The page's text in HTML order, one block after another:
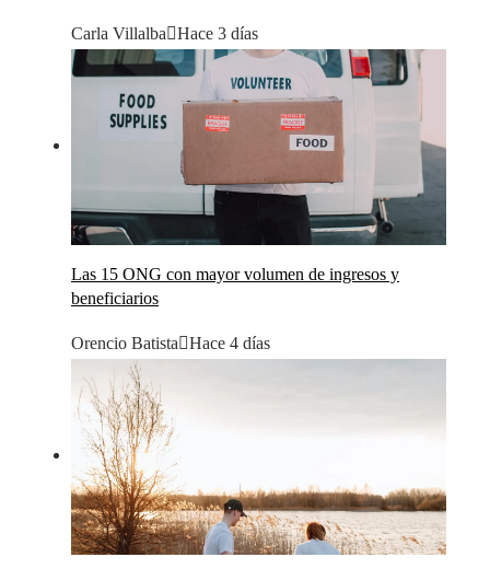
Carla Villalba Hace 3 días
Las 15 ONG con mayor volumen de ingresos y
beneficiarios
Orencio Batista Hace 4 días